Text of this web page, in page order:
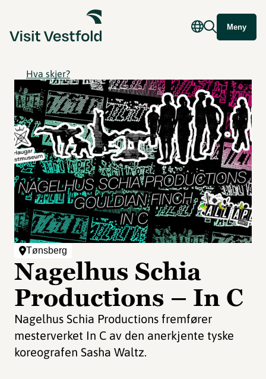
Meny
Hva skjer?
Tønsberg
Nagelhus Schia
Productions – In C
Nagelhus Schia Productions fremfører
mesterverket In C av den anerkjente tyske
koreografen Sasha Waltz.